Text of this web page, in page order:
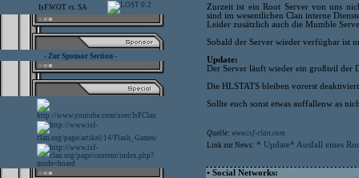
IsF.WOT vs. SA 0:2
- Zur Sponsor Section -
Zurzeit ist ein Root Server von uns
sind im wesentlichen Clan interne
Leider zusätzlich auch die Mumble
Sobald der Server wieder verfügbar ist
Update:
Der Server läuft wieder ein großteil der
Die HLSTATS bleiben vorerst
Sollte euch sonst etwas auffallenw as
Quelle: www.isf-clan.com
Link zur News: * Update* Ausfall eines
• Social Networks: